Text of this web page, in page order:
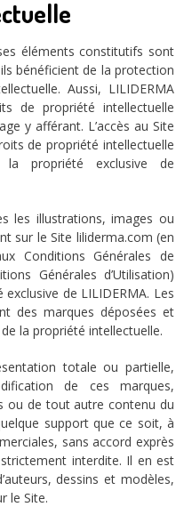
éléments constitutifs sont
bénéficient de la protection
Aussi, LILIDERMA
de propriété intellectuelle
y afférant. L’accès au Site
de propriété intellectuelle
propriété exclusive de
les illustrations, images ou
sur le Site liliderma.com (en
Conditions Générales de
Générales d’Utilisation)
de LILIDERMA. Les
des marques déposées et
la propriété intellectuelle.
totale ou partielle,
de ces marques,
ou de tout autre contenu du
support que ce soit, à
sans accord exprès
interdite. Il en est
dessins et modèles,
le Site.